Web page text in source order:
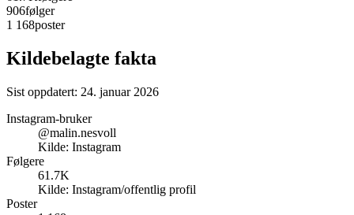
906følger
1 168poster
Kildebelagte fakta
Sist oppdatert: 24. januar 2026
Instagram-bruker
@malin.nesvoll
Kilde: Instagram
Følgere
61.7K
Kilde: Instagram/offentlig profil
Poster